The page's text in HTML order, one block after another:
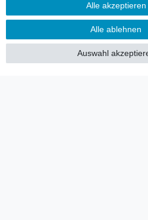
Sie möchten über
Lagerware
allgemein
Alle akzeptieren
Alle ablehnen
Auswahl